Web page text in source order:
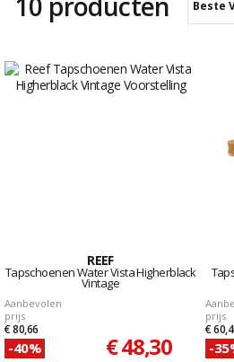
Beste
REEF
Tapschoenen Water Vista Higherblack
Vintage
Aanbevolen
prijs
€ 80,66
-40% € 48,30
prijs
€
-